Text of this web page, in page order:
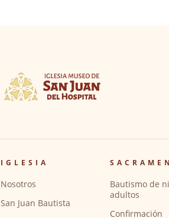
IGLESIA
Nosotros
San Juan Bautista
Bautismo de
adultos
Confirmación